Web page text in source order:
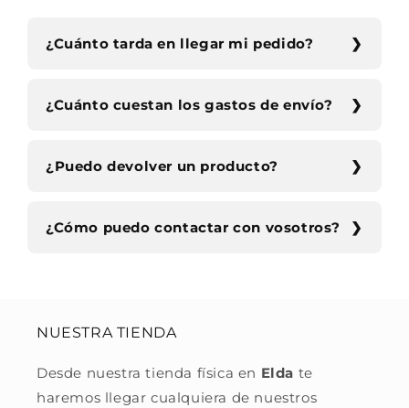
¿Cuánto tarda en llegar mi pedido?
¿Cuánto cuestan los gastos de envío?
¿Puedo devolver un producto?
¿Cómo puedo contactar con vosotros?
NUESTRA TIENDA
Desde nuestra tienda física en Elda te
haremos llegar cualquiera de nuestros